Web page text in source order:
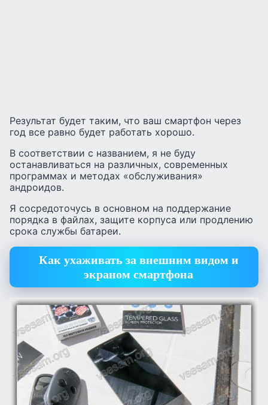
Результат будет таким, что ваш смартфон через
год все равно будет работать хорошо.
В соответствии с названием, я не буду
останавливаться на различных, современных
программах и методах «обслуживания»
андроидов.
Я сосредоточусь в основном на поддержание
порядка в файлах, защите корпуса или продлению
срока службы батареи.
Как ухаживать за внешним видом и
экраном смартфона